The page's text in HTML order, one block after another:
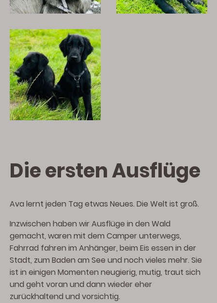
Die ersten Ausflüge
Ava lernt jeden Tag etwas Neues. Die Welt ist groß.
Inzwischen haben wir Ausflüge in den Wald
gemacht, waren mit dem Camper unterwegs,
Fahrrad fahren im Anhänger, beim Eis essen in der
Stadt, zum Baden am See und noch vieles mehr. Sie
ist in einigen Momenten neugierig, mutig, traut sich
und geht voran und dann wieder eher
zurückhaltend und vorsichtig.